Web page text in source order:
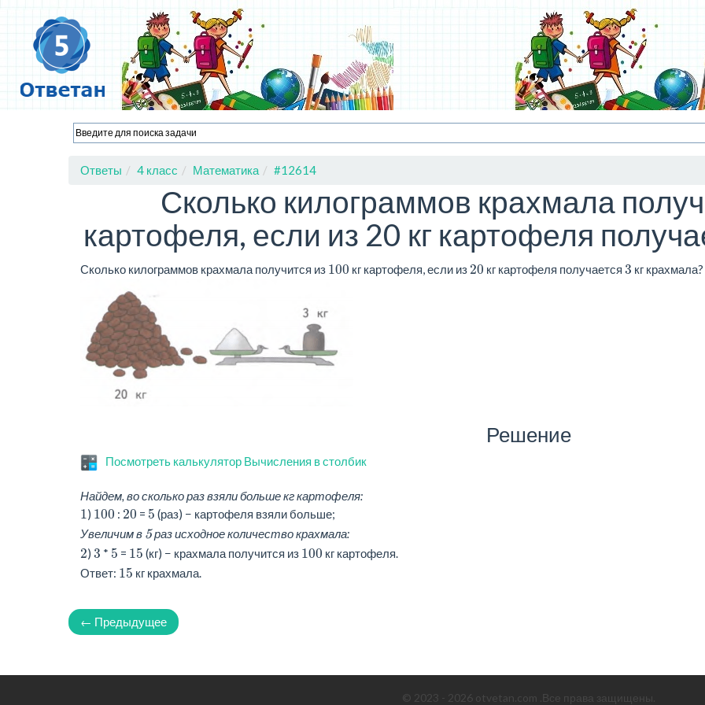
Ответы 4 класс Математика #12614
Сколько килограммов крахмала
картофеля, если из 20 кг картофеля
Сколько килограммов крахмала получится из 100 кг картофеля, если из 20 кг картофеля получается 3 кг крахмала?
Решение
Посмотреть калькулятор Вычисления в столбик
Найдем, во сколько раз взяли больше кг картофеля:
1) 100 : 20 = 5 (раз) − картофеля взяли больше;
Увеличим в 5раз исходное количество крахмала:
2) 3 * 5 = 15 (кг) − крахмала получится из 100 кг картофеля.
Ответ: 15 кг крахмала.
← Предыдущее
© 2023 - 2026 otvetan.com .Все права защищены.